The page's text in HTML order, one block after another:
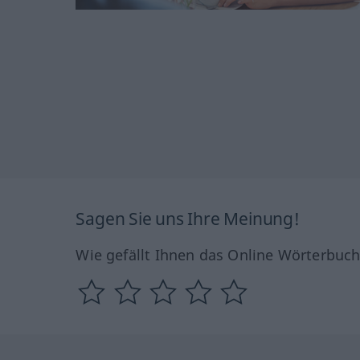
Sagen Sie uns Ihre Meinung!
Wie gefällt Ihnen das Online